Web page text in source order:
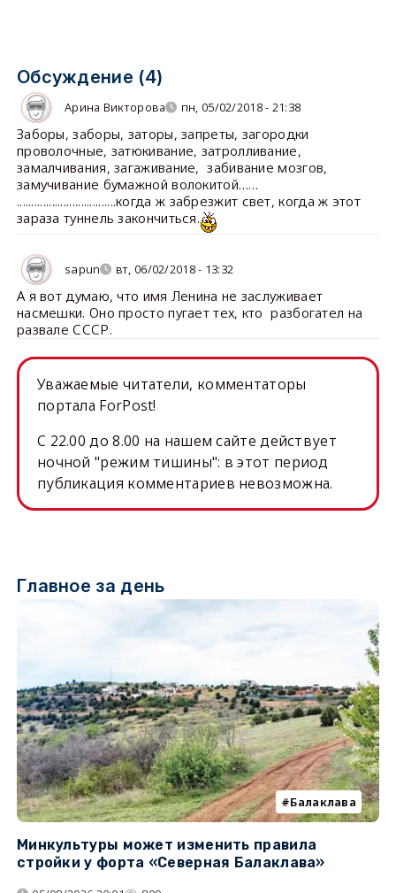
Обсуждение (4)
Арина Викторова пн, 05/02/2018 - 21:38
Заборы, заборы, заторы, запреты, загородки
проволочные, затюкивание, затролливание,
замалчивания, загаживание, забивание мозгов,
замучивание бумажной волокитой……
..................................когда ж забрезжит свет, когда ж этот
зараза туннель закончиться.
sapun вт, 06/02/2018 - 13:32
А я вот думаю, что имя Ленина не заслуживает
насмешки. Оно просто пугает тех, кто разбогател на
развале СССР.
Уважаемые читатели, комментаторы
портала ForPost!
C 22.00 до 8.00 на нашем сайте действует
ночной "режим тишины": в этот период
публикация комментариев невозможна.
Главное за день
Балаклава
Минкультуры может изменить правила
стройки у форта «Северная Балаклава»